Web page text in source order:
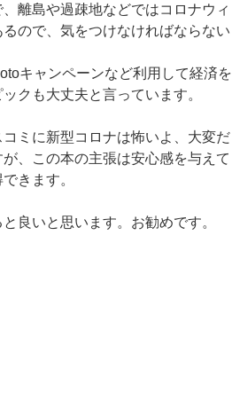
離島や過疎地などではコロナウィ
ので、気をつけなければならない
キャンペーンなど利用して経済を
クも大丈夫と言っています。
ミに新型コロナは怖いよ、大変だ
、この本の主張は安心感を与えて
きます。
良いと思います。お勧めです。